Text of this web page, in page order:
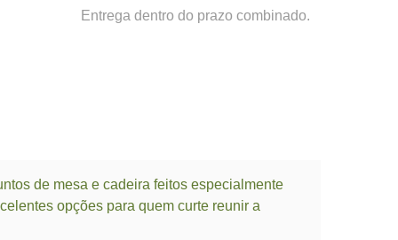
Entrega dentro do prazo combinado.
de mesa e cadeira feitos especialmente
opções para quem curte reunir a